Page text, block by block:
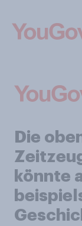
Die
könnte